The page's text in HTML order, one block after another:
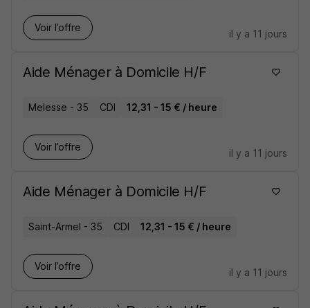
Voir l’offre
il y a 11 jours
Aide Ménager à Domicile H/F
Melesse - 35 CDI 12,31 - 15 € / heure
Voir l’offre
il y a 11 jours
Aide Ménager à Domicile H/F
Saint-Armel - 35 CDI 12,31 - 15 € / heure
Voir l’offre
il y a 11 jours